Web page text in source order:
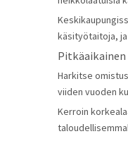
käsityötaitoja,
Harkitse
viiden vuoden
Kerroin